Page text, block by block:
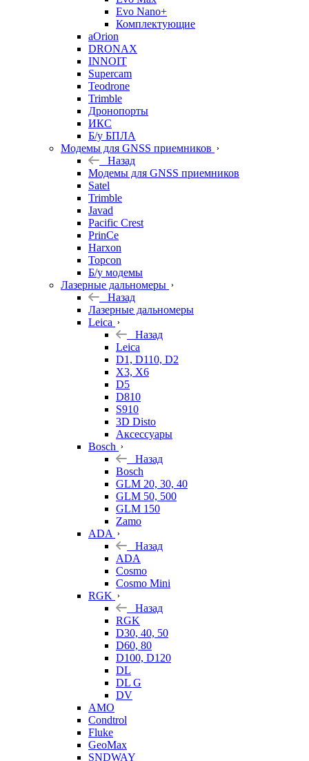
Evo Nano+
Комплектующие
aOrion
DRONAX
INNOIT
Supercam
Teodrone
Trimble
Дронопорты
ИКС
Б/у БПЛА
Модемы для GNSS приемников
Назад
Модемы для GNSS приемников
Satel
Trimble
Javad
Pacific Crest
PrinCe
Harxon
Topcon
Б/у модемы
Лазерные дальномеры
Назад
Лазерные дальномеры
Leica
Назад
Leica
D1, D110, D2
X3, X6
D5
D810
S910
3D Disto
Аксессуары
Bosch
Назад
Bosch
GLM 20, 30, 40
GLM 50, 500
GLM 150
Zamo
ADA
Назад
ADA
Cosmo
Cosmo Mini
RGK
Назад
RGK
D30, 40, 50
D60, 80
D100, D120
DL
DL G
DV
AMO
Condtrol
Fluke
GeoMax
SNDWAY